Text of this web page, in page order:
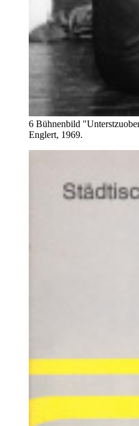
6 Bühnenbild
Englert, 1969.